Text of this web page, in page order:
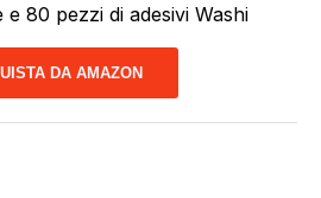
80 pezzi di adesivi Washi
DA AMAZON